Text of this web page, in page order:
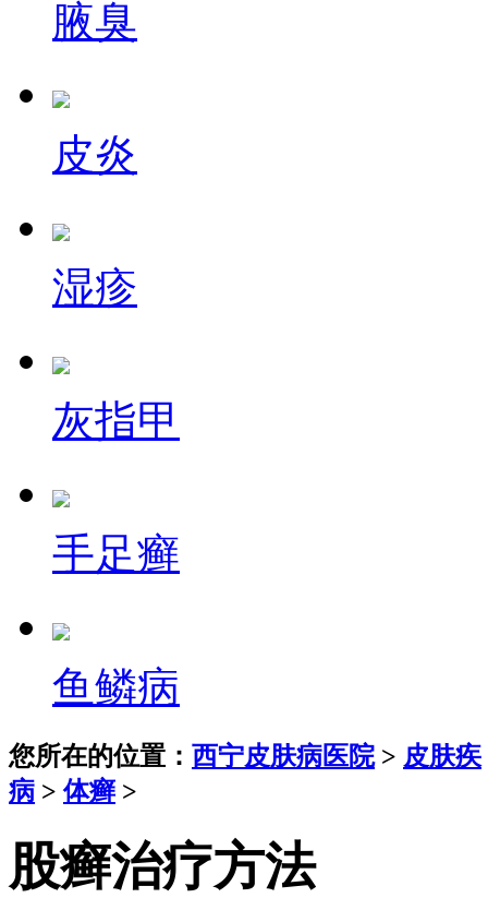
腋臭
皮炎
湿疹
灰指甲
手足癣
鱼鳞病
您所在的位置： 西宁皮肤病医院> 皮肤疾
病 >体癣 >
股癣治疗方法